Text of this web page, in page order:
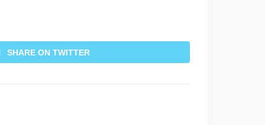
SHARE ON TWITTER